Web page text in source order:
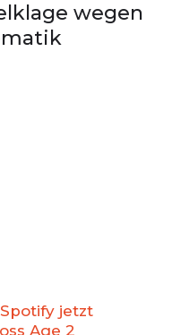
wegen
jetzt
Age 2